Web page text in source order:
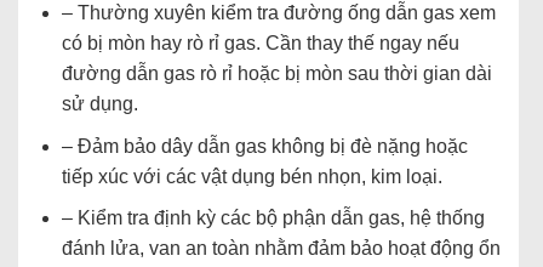
– Thường xuyên kiểm tra đường ống dẫn gas xem
có bị mòn hay rò rỉ gas. Cần thay thế ngay nếu
đường dẫn gas rò rỉ hoặc bị mòn sau thời gian dài
sử dụng.
– Đảm bảo dây dẫn gas không bị đè nặng hoặc
tiếp xúc với các vật dụng bén nhọn, kim loại.
– Kiểm tra định kỳ các bộ phận dẫn gas, hệ thống
đánh lửa, van an toàn nhằm đảm bảo hoạt động ổn